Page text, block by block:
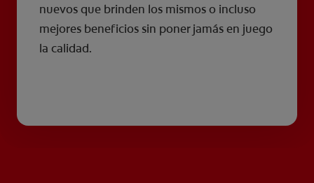
nuevos que brinden los mismos o incluso
mejores beneficios sin poner jamás en juego
la calidad.